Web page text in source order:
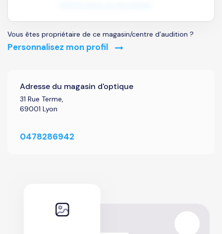
Vous êtes propriétaire de ce magasin/centre d’audition ?
Personnalisez mon profil
Adresse du magasin d'optique
31 Rue Terme,
69001 Lyon
0478286942